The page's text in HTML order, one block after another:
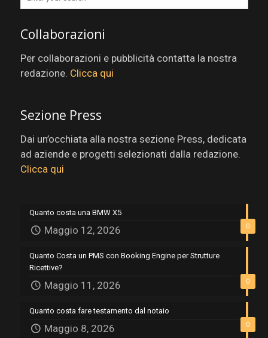
Collaborazioni
Per collaborazioni e pubblicità contatta la nostra
redazione. Clicca qui
Sezione Press
Dai un’occhiata alla nostra sezione Press, dedicata
ad aziende e progetti selezionati dalla redazione.
Clicca qui
0
Quanto costa una BMW X5
Maggio 12, 2026
0
Quanto Costa un PMS con Booking Engine per Strutture
Ricettive?
Maggio 11, 2026
0
Quanto costa fare testamento dal notaio
Maggio 8, 2026